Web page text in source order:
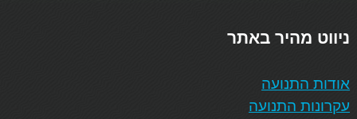
ניווט מהיר באתר
אודות התנועה
עקרונות התנועה